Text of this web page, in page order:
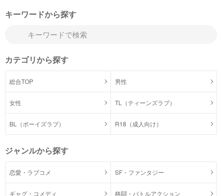
キーワードから探す
カテゴリから探す
総合TOP 男性
女性 TL（ティーンズラブ）
BL（ボーイズラブ） R18（成人向け）
ジャンルから探す
恋愛・ラブコメ SF・ファンタジー
ギャグ・コメディ 格闘・バトルアクション